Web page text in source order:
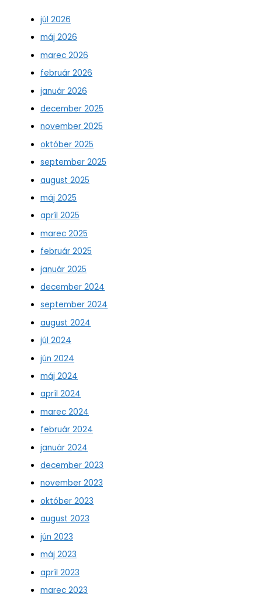
júl 2026
máj 2026
marec 2026
február 2026
január 2026
december 2025
november 2025
október 2025
september 2025
august 2025
máj 2025
apríl 2025
marec 2025
február 2025
január 2025
december 2024
september 2024
august 2024
júl 2024
jún 2024
máj 2024
apríl 2024
marec 2024
február 2024
január 2024
december 2023
november 2023
október 2023
august 2023
jún 2023
máj 2023
apríl 2023
marec 2023